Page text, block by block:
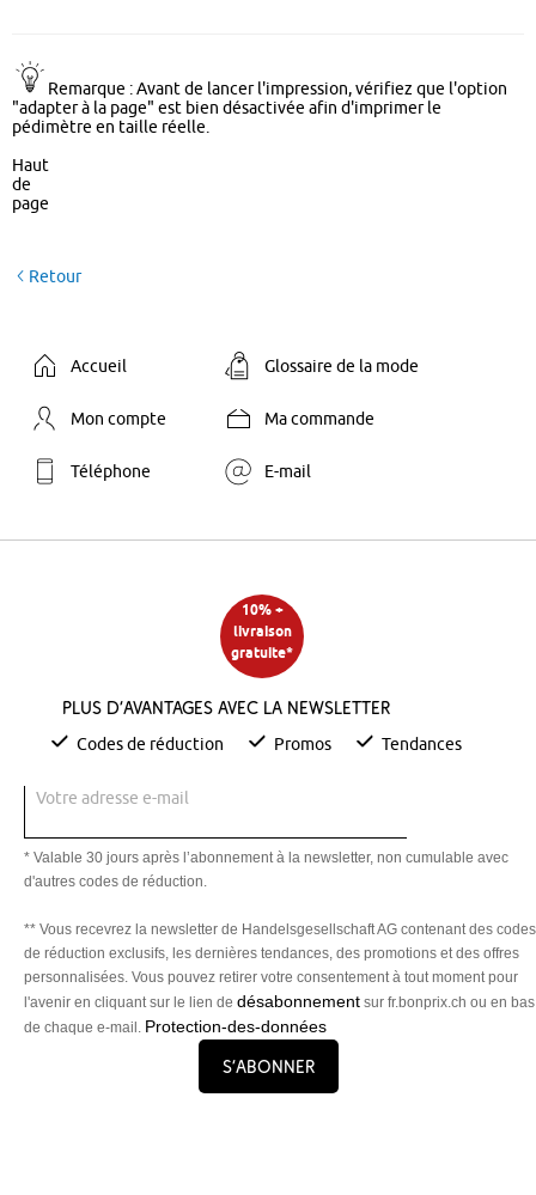
Remarque : Avant de lancer l'impression, vérifiez que l'option
"adapter à la page" est bien désactivée afin d'imprimer le
pédimètre en taille réelle.
Haut
de
page
Retour
Accueil Glossaire de la mode
Mon compte Ma commande
Téléphone E-mail
10% +
livraison
gratuite*
Plus d’avantages avec la newsletter
Codes de réduction Promos Tendances
Votre adresse e-mail
* Valable 30 jours après l’abonnement à la newsletter, non cumulable avec
d'autres codes de réduction.
** Vous recevrez la newsletter de Handelsgesellschaft AG contenant des codes
de réduction exclusifs, les dernières tendances, des promotions et des offres
personnalisées. Vous pouvez retirer votre consentement à tout moment pour
l'avenir en cliquant sur le lien de désabonnement sur fr.bonprix.ch ou en bas
de chaque e-mail. Protection-des-données
S’abonner